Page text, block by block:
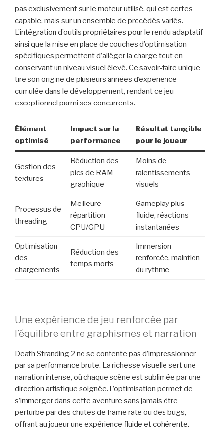
pas exclusivement sur le moteur utilisé, qui est certes
capable, mais sur un ensemble de procédés variés.
L’intégration d’outils propriétaires pour le rendu adaptatif
ainsi que la mise en place de couches d’optimisation
spécifiques permettent d’alléger la charge tout en
conservant un niveau visuel élevé. Ce savoir-faire unique
tire son origine de plusieurs années d’expérience
cumulée dans le développement, rendant ce jeu
exceptionnel parmi ses concurrents.
Élément
optimisé
Impact sur la
performance
Résultat tangible
pour le joueur
Gestion des
textures
Réduction des
pics de RAM
graphique
Moins de
ralentissements
visuels
Processus de
threading
Meilleure
répartition
CPU/GPU
Gameplay plus
fluide, réactions
instantanées
Optimisation
des
chargements
Réduction des
temps morts
Immersion
renforcée, maintien
du rythme
Une expérience de jeu renforcée par
l’équilibre entre graphismes et narration
Death Stranding 2 ne se contente pas d’impressionner
par sa performance brute. La richesse visuelle sert une
narration intense, où chaque scène est sublimée par une
direction artistique soignée. L’optimisation permet de
s’immerger dans cette aventure sans jamais être
perturbé par des chutes de frame rate ou des bugs,
offrant au joueur une expérience fluide et cohérente.